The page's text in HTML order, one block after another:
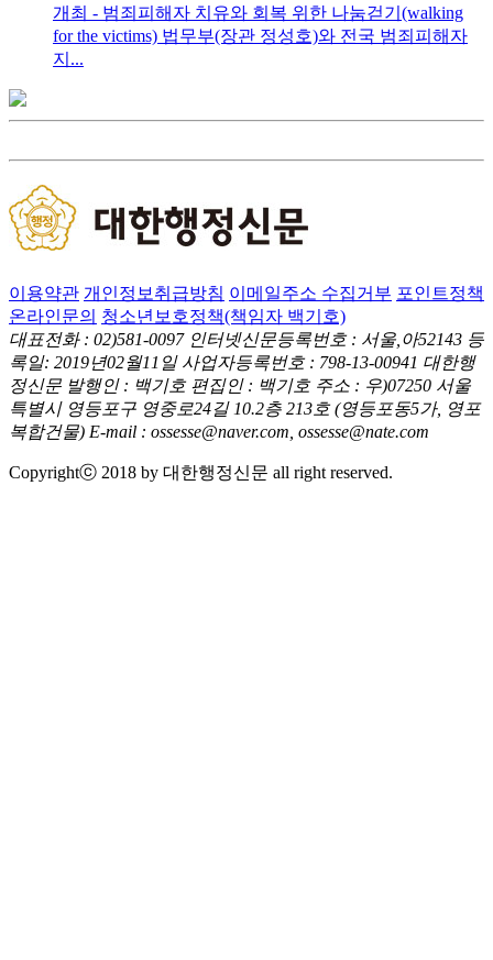
개최 - 범죄피해자 치유와 회복 위한 나눔걷기(walking
for the victims) 법무부(장관 정성호)와 전국 범죄피해자
지...
이용약관 개인정보취급방침 이메일주소 수집거부 포인트정책
온라인문의 청소년보호정책(책임자 백기호)
대표전화 : 02)581-0097 인터넷신문등록번호 : 서울,아52143 등
록일: 2019년02월11일 사업자등록번호 : 798-13-00941 대한행
정신문 발행인 : 백기호 편집인 : 백기호 주소 : 우)07250 서울
특별시 영등포구 영중로24길 10.2층 213호 (영등포동5가, 영포
복합건물) E-mail : ossesse@naver.com, ossesse@nate.com
Copyrightⓒ 2018 by 대한행정신문 all right reserved.